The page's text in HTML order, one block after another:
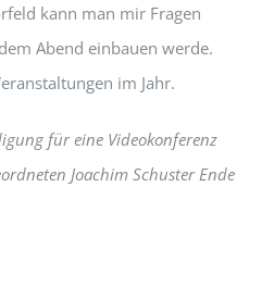
kann man mir Fragen
Abend einbauen werde.
im Jahr.
für eine Videokonferenz
Joachim Schuster Ende